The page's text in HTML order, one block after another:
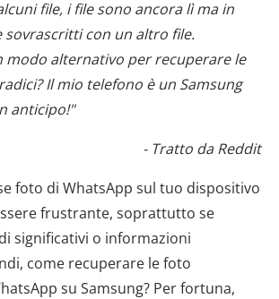
file, i file sono ancora lì ma in
sovrascritti con un altro file.
modo alternativo per recuperare le
Il mio telefono è un Samsung
anticipo!"
- Tratto da Reddit
foto di WhatsApp sul tuo dispositivo
frustrante, soprattutto se
significativi o informazioni
come recuperare le foto
su Samsung? Per fortuna,